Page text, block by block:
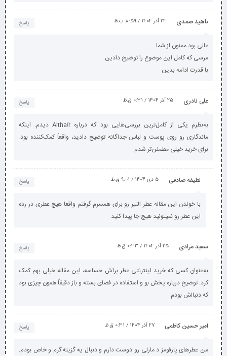
ناهید صمدی 24 آذر 1404 / 8:59 ب.ظ پاسخ
عالی بود ممنون از شما
مرسی که کامل این موضوع را توضیح دادین
با قدرت ادامه بدین
علی نادری 25 آذر 1404 / 0:31 ق.ظ پاسخ
به‌نظرم یکی از کامل‌ترین بررسی‌هایی بود که درباره Althaïr دیدم. اینکه
ماندگاری رو روی پوست و لباس جداگانه توضیح دادید، واقعاً کمک‌کننده بود.
برای خرید خیلی مطمئن‌تر شدم.
لطیفه صادقی 5 دی 1404 / 9:01 ق.ظ پاسخ
با خوندن این مقاله عطر التیر رو برای همسرم گرفتم واقعا هیچ عطری در رده
این عطر رو نمیتونید هیچ جا پیدا کنید
سعید مرادی 25 آذر 1404 / 0:33 ق.ظ پاسخ
به‌عنوان کسی که خرید اینترنتی عطر براش حساسه، این مقاله خیلی بهم کمک
کرد. توضیح درباره پخش بو و استفاده در فضای بسته و باز دقیقاً همون چیزی بود
که دنبالش بودم.
امیر حسین کاظمی 27 آذر 1404 / 0:31 ق.ظ پاسخ
من عطرهای پارفومز د مارلی رو دوست دارم و دنبال یه گزینه گرم و خاص بودم.